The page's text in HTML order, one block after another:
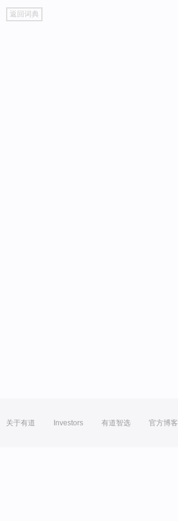
go
top
返回词典
关于有道 Investors 有道智选 官方博客